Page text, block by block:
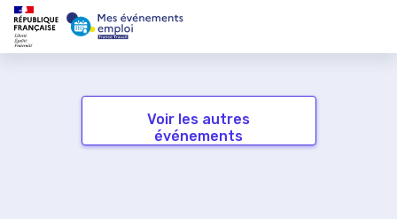
Voir les autres
événements